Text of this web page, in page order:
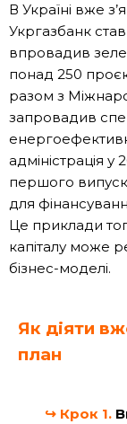
В Україні вже
Укргазбанк
впровадив
понад 250
разом з
запровадив
адміністрація
першого
для
Це приклади
капіталу може
бізнес-моделі.
Як діяти
план
↪ Крок 1.